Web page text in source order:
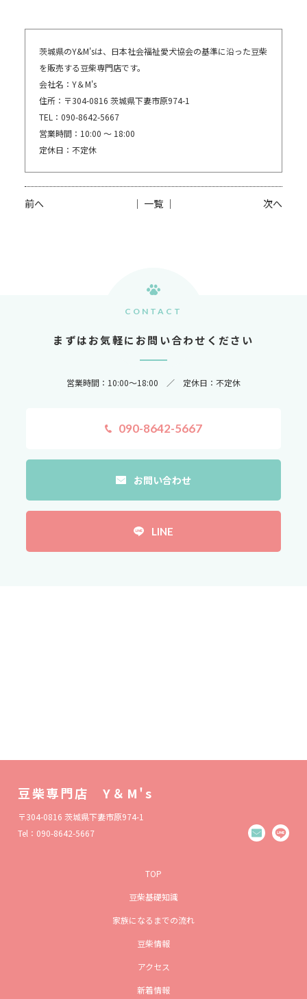
茨城県のY&M'sは、日本社会福祉愛犬協会の基準に沿った豆柴
を販売する豆柴専門店です。
会社名：Y＆M's
住所：〒304-0816 茨城県下妻市原974-1
TEL：090-8642-5667
営業時間：10:00 〜 18:00
定休日：不定休
前へ 次へ
│ 一覧 │
CONTACT
まずはお気軽にお問い合わせください
営業時間：10:00～18:00 ／ 定休日：不定休
090-8642-5667
お問い合わせ
LINE
豆柴専門店 Y＆M's
〒304-0816 茨城県下妻市原974-1
Tel：090-8642-5667
TOP
豆柴基礎知識
家族になるまでの流れ
豆柴情報
アクセス
新着情報